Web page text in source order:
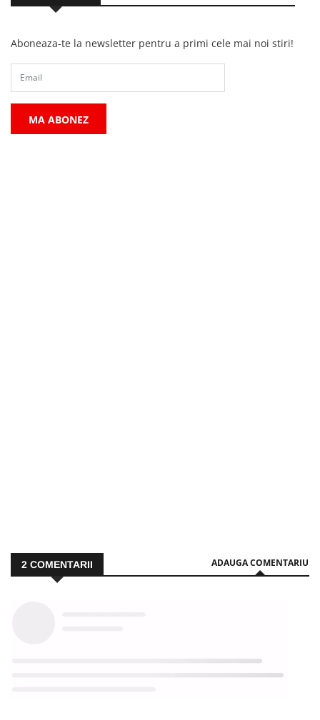
Aboneaza-te la newsletter pentru a primi cele mai noi stiri!
MA ABONEZ
2 COMENTARII ADAUGA COMENTARIU